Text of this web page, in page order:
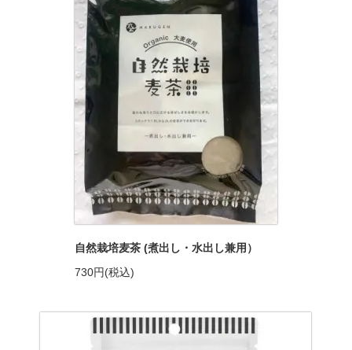
自然栽培麦茶 (煮出し・水出し兼用）
730円(税込)